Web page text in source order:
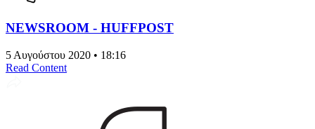
NEWSROOM - HUFFPOST
5 Αυγούστου 2020 • 18:16
Read Content